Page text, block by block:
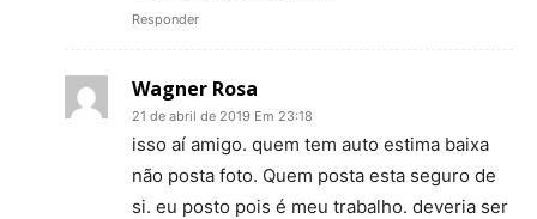
Responder
Wagner Rosa
21 de abril de 2019 Em 23:18
isso aí amigo. quem tem auto estima baixa
não posta foto. Quem posta esta seguro de
si. eu posto pois é meu trabalho. deveria ser